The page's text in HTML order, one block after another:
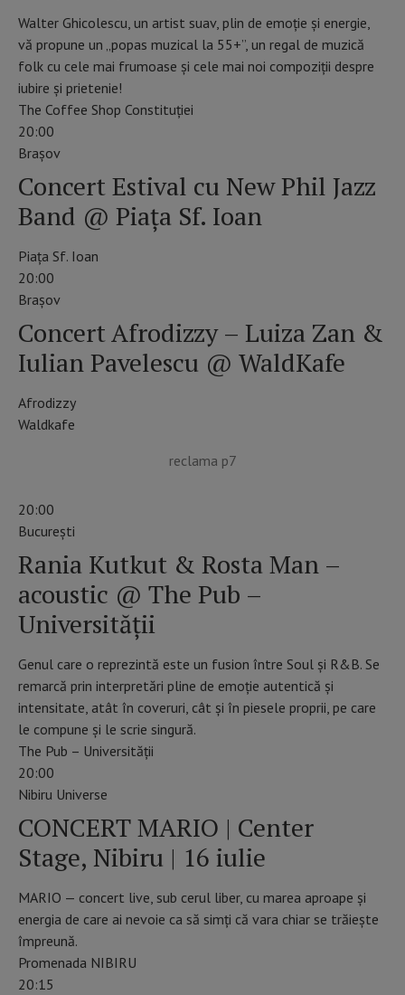
Walter Ghicolescu, un artist suav, plin de emoție și energie,
vă propune un „popas muzical la 55+”, un regal de muzică
folk cu cele mai frumoase și cele mai noi compoziții despre
iubire și prietenie!
The Coffee Shop Constituției
20:00
Braşov
Concert Estival cu New Phil Jazz
Band @ Piața Sf. Ioan
Piața Sf. Ioan
20:00
Braşov
Concert Afrodizzy – Luiza Zan &
Iulian Pavelescu @ WaldKafe
Afrodizzy
Waldkafe
reclama p7
20:00
Bucureşti
Rania Kutkut & Rosta Man –
acoustic @ The Pub –
Universității
Genul care o reprezintă este un fusion între Soul și R&B. Se
remarcă prin interpretări pline de emoție autentică și
intensitate, atât în coveruri, cât și în piesele proprii, pe care
le compune și le scrie singură.
The Pub – Universității
20:00
Nibiru Universe
CONCERT MARIO | Center
Stage, Nibiru | 16 iulie
MARIO — concert live, sub cerul liber, cu marea aproape și
energia de care ai nevoie ca să simți că vara chiar se trăiește
împreună.
Promenada NIBIRU
20:15